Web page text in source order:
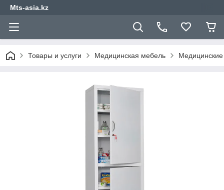
Mts-asia.kz
Товары и услуги Медицинская мебель